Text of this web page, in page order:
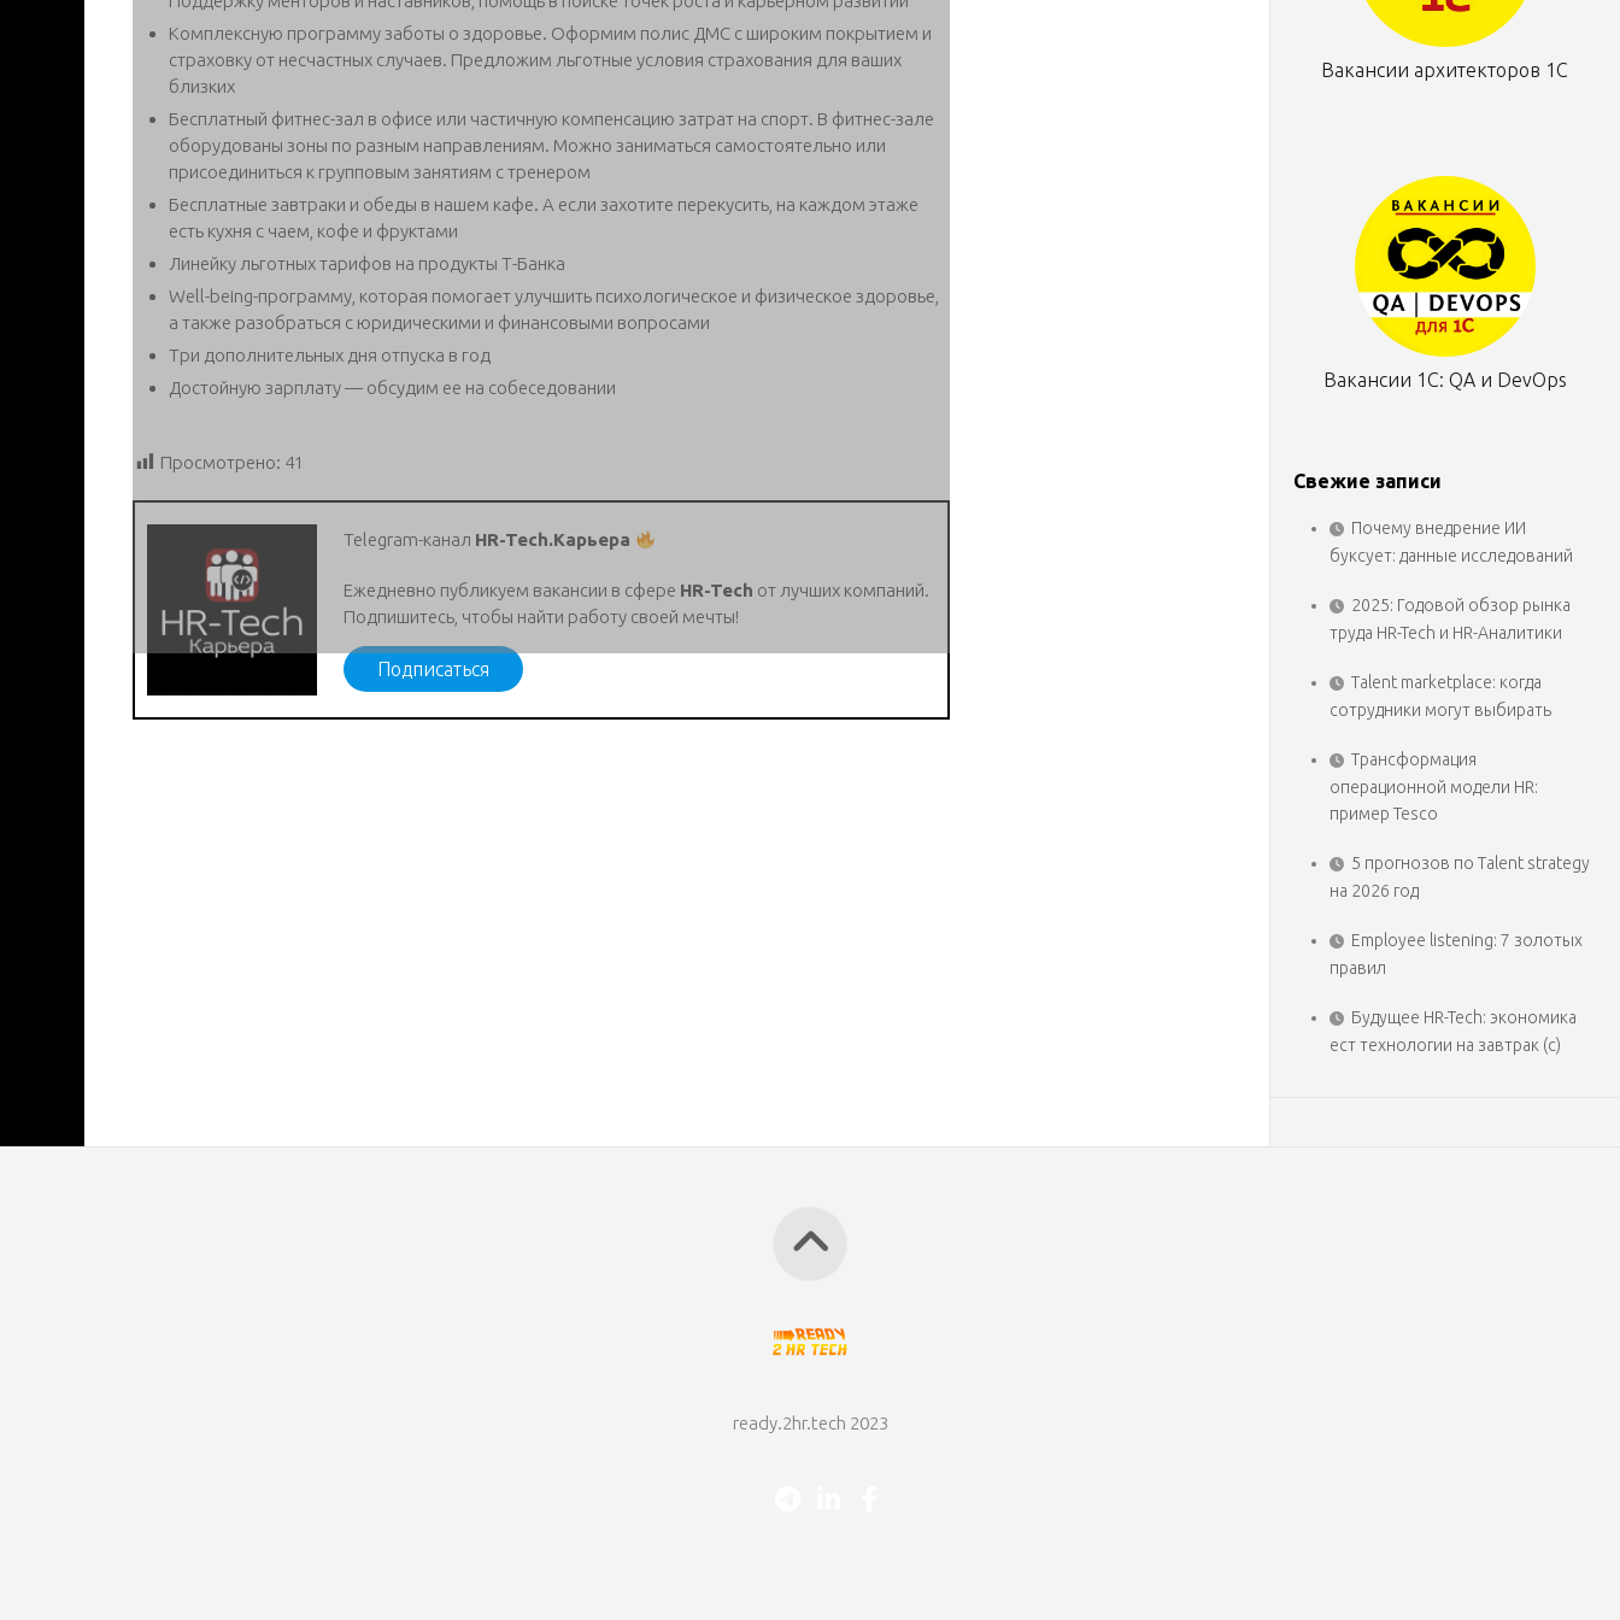
Комплексную программу заботы о здоровье. Оформим полис ДМС с широким покрытием и
страховку от несчастных случаев. Предложим льготные условия страхования для ваших
близких
Бесплатный фитнес-зал в офисе или частичную компенсацию затрат на спорт. В фитнес-зале
оборудованы зоны по разным направлениям. Можно заниматься самостоятельно или
присоединиться к групповым занятиям с тренером
Бесплатные завтраки и обеды в нашем кафе. А если захотите перекусить, на каждом этаже
есть кухня с чаем, кофе и фруктами
Линейку льготных тарифов на продукты Т-Банка
Well-being-программу, которая помогает улучшить психологическое и физическое здоровье,
а также разобраться с юридическими и финансовыми вопросами
Три дополнительных дня отпуска в год
Достойную зарплату — обсудим ее на собеседовании
Просмотрено: 41
Telegram-канал HR-Tech.Карьера
Ежедневно публикуем вакансии в сфере HR-Tech от лучших компаний.
Подпишитесь, чтобы найти работу своей мечты!
Подписаться
Вакансии архитекторов 1С
Вакансии 1С: QA и DevOps
Свежие записи
Почему внедрение ИИ
буксует: данные исследований
2025: Годовой обзор рынка
труда HR-Tech и HR-Аналитики
Talent marketplace: когда
сотрудники могут выбирать
Трансформация
операционной модели HR:
пример Tesco
5 прогнозов по Talent strategy
на 2026 год
Employee listening: 7 золотых
правил
Будущее HR-Tech: экономика
ест технологии на завтрак (с)
ready.2hr.tech 2023